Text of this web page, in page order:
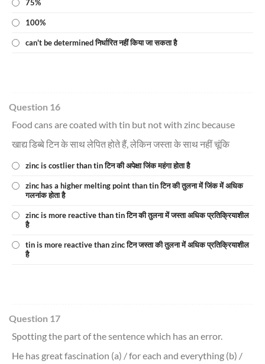
75%
100%
can't be determined निर्धारित नहीं किया जा सकता है
Question 16
Food cans are coated with tin but not with zinc because
खाद्य डिब्बे टिन के साथ लेपित होते हैं, लेकिन जस्ता के साथ नहीं चूंकि
zinc is costlier than tin टिन की अपेक्षा जिंक महंगा होता है
zinc has a higher melting point than tin टिन की तुलना में जिंक में अधिक
गलनांक होता है
zinc is more reactive than tin टिन की तुलना में जस्ता अधिक प्रतिक्रियाशील
है
tin is more reactive than zinc टिन जस्ता की तुलना में अधिक प्रतिक्रियाशील
है
Question 17
Spotting the part of the sentence which has an error.
He has great fascination (a) / for each and everything (b) /